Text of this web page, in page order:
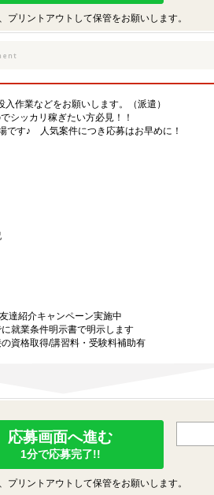
リントアウトして保管をお願いします。
作業などをお願いします。（派遣）
シッカリ稼ぎたい方必見！！
です♪ 人気案件につき応募はお早めに！
達紹介キャンペーン実施中
就業条件明示書で明示します
資格取得/講習料・受験料補助有
応募画面へ進む
1分で応募完了!!
リントアウトして保管をお願いします。